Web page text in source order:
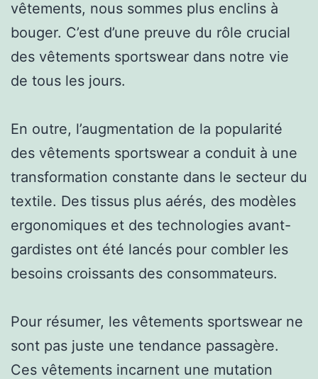
vêtements, nous sommes plus enclins à
bouger. C’est d’une preuve du rôle crucial
des vêtements sportswear dans notre vie
de tous les jours.
En outre, l’augmentation de la popularité
des vêtements sportswear a conduit à une
transformation constante dans le secteur du
textile. Des tissus plus aérés, des modèles
ergonomiques et des technologies avant-
gardistes ont été lancés pour combler les
besoins croissants des consommateurs.
Pour résumer, les vêtements sportswear ne
sont pas juste une tendance passagère.
Ces vêtements incarnent une mutation